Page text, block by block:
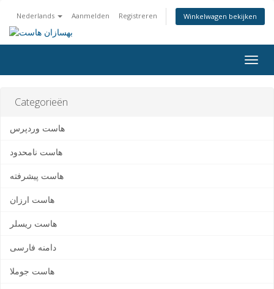
Nederlands Aanmelden Registreren Winkelwagen bekijken
Categorieën
هاست وردپرس
هاست نامحدود
هاست پیشرفته
هاست ارزان
هاست ریسلر
دامنه فارسی
هاست جوملا